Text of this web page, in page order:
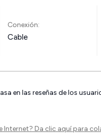
Conexión:
Cable
en las reseñas de los
Internet? Da clic aquípara